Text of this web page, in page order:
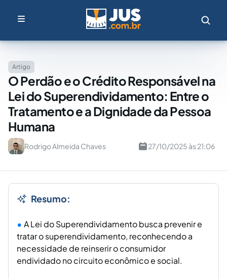
Artigo
O Perdão e o Crédito Responsável na
Lei do Superendividamento: Entre o
Tratamento e a Dignidade da Pessoa
Humana
Rodrigo Almeida Chaves 27/10/2025 às 21:06
Resumo:
A Lei do Superendividamento busca prevenir e
tratar o superendividamento, reconhecendo a
necessidade de reinserir o consumidor
endividado no circuito econômico e social.